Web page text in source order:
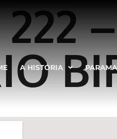
A HISTÓRIA